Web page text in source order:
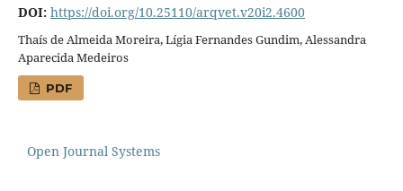
DOI: https://doi.org/10.25110/arqvet.v20i2.4600
Thaís de Almeida Moreira, Lígia Fernandes Gundim, Alessandra
Aparecida Medeiros
PDF
Open Journal Systems